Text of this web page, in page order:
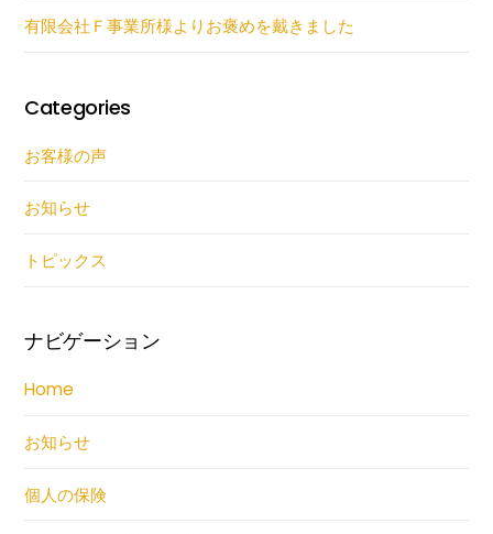
有限会社Ｆ事業所様よりお褒めを戴きました
Categories
お客様の声
お知らせ
トピックス
ナビゲーション
Home
お知らせ
個人の保険